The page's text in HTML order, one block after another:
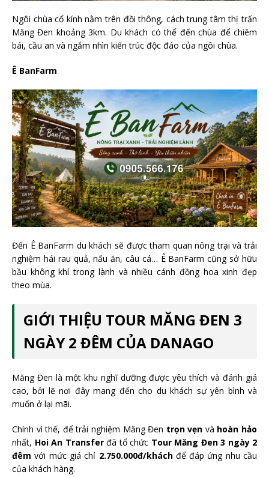
Ngôi chùa cổ kính nằm trên đồi thông, cách trung tâm thị trấn
Măng Đen khoảng 3km. Du khách có thể đến chùa để chiêm
bái, cầu an và ngắm nhìn kiến trúc độc đáo của ngôi chùa.
Ê BanFarm
Đến Ê BanFarm du khách sẽ được tham quan nông trại và trải
nghiệm hái rau quả, nấu ăn, câu cá… Ê BanFarm cũng sở hữu
bầu không khí trong lành và nhiều cánh đồng hoa xinh đẹp
theo mùa.
GIỚI THIỆU TOUR MĂNG ĐEN 3
NGÀY 2 ĐÊM CỦA DANAGO
Măng Đen là một khu nghĩ dưỡng được yêu thích và đánh giá
cao, bởi lẽ nơi đây mang đến cho du khách sự yên bình và
muốn ở lại mãi.
Chính vì thế, để trải nghiệm Măng Đen trọn vẹn và hoàn hảo
nhất, Hoi An Transferđã tổ chức Tour Măng Đen 3 ngày 2
đêm với mức giá chỉ 2.750.000đ/kháchđể đáp ứng nhu cầu
của khách hàng.